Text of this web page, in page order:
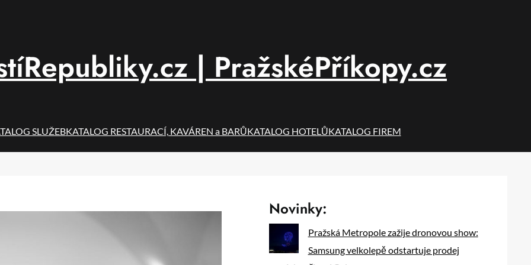
| PražskéPříkopy.cz
SLUŽEBKATALOG RESTAURACÍ, KAVÁREN a BARŮKATALOG HOTELŮKATALOG FIREM
Novinky:
Pražská Metropole zažije dronovou show:
Samsung velkolepě odstartuje prodej